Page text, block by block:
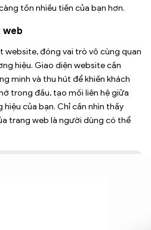
tốn nhiều tiền của bạn hơn.
web
website, đóng vai trò vô cùng quan
hiệu. Giao diện website cần
minh và thu hút để khiến khách
trong đầu, tạo mối liên hệ giữa
của bạn. Chỉ cần nhìn thấy
trang web là người dùng có thể